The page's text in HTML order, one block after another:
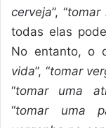
cerveja”, “tomar
todas elas
No entanto, o
vida”, “tomar
“tomar uma
“tomar uma